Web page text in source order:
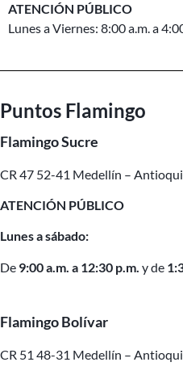
ATENCIÓN PÚBLICO
Lunes a Viernes: 8:00 a.m. a
Puntos Flamingo
Flamingo Sucre
CR 47 52-41 Medellín –
ATENCIÓN PÚBLICO
Lunes a sábado:
De 9:00 a.m. a 12:30 p.m. y de
Flamingo Bolívar
CR 51 48-31 Medellín –